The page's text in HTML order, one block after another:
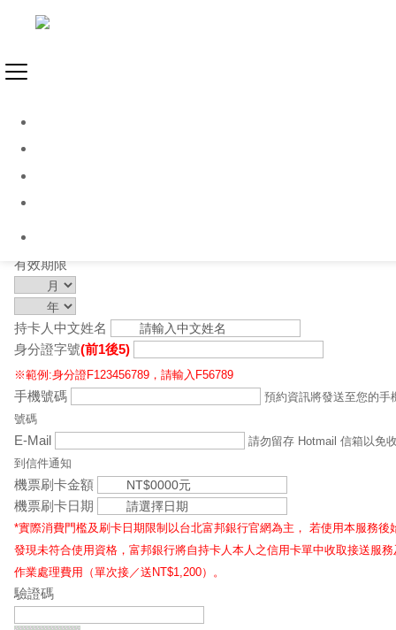
有效期限
持卡人中文姓名
身分證字號(前1後5)
※範例:身分證F123456789，請輸入F56789
手機號碼
預約資訊將發送至您的手
號碼
E-Mail
請勿留存 Hotmail 信箱以免
到信件通知
機票刷卡金額
機票刷卡日期
*實際消費門檻及刷卡日期限制以台北富邦銀行官網為主， 若使用本服務後
發現未符合使用資格，富邦銀行將自持卡人本人之信用卡單中收取接送服務
作業處理費用（單次接／送NT$1,200）。
驗證碼